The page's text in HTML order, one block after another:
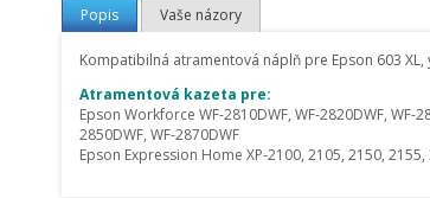
Popis Vaše názory
Kompatibilná atramentová náplň pre Epson 603 XL,
Atramentová kazeta pre:
Epson Workforce WF-2810DWF, WF-2820DWF, WF-
2850DWF, WF-2870DWF
Epson Expression Home XP-2100, 2105, 2150,